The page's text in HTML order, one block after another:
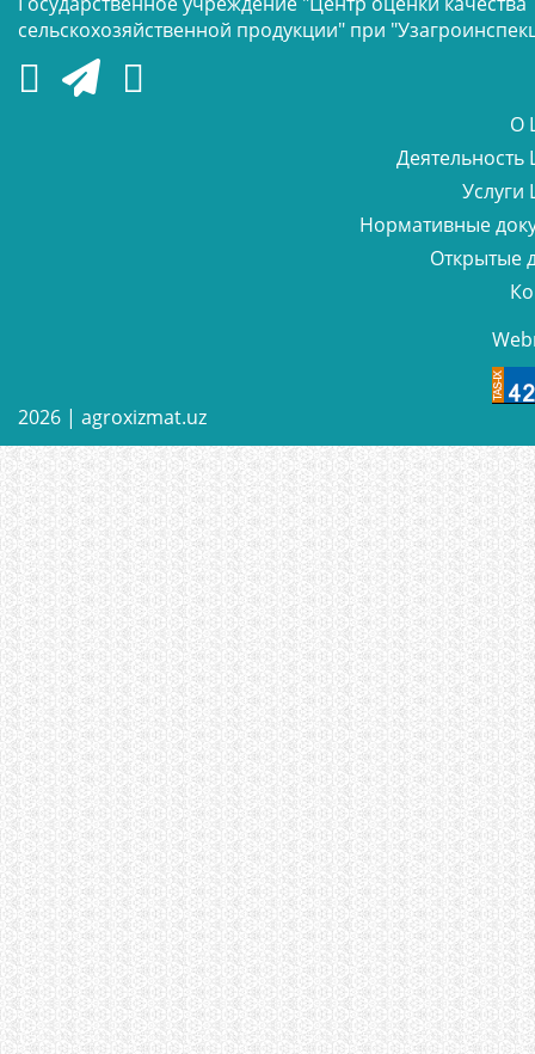
сельскохозяйственной продукции" при
О
Деятельность
Услуги
Нормативные
Открытые
2026 | agroxizmat.uz